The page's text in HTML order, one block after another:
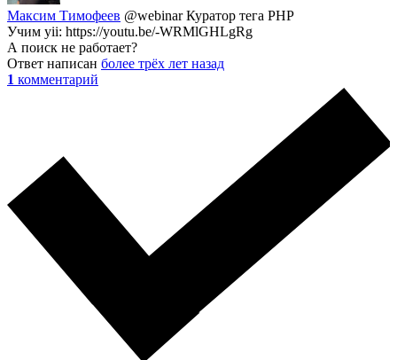
Максим Тимофеев @webinarКуратор тега PHP
Учим yii: https://youtu.be/-WRMlGHLgRg
А поиск не работает?
Ответ написан более трёх лет назад
1 комментарий